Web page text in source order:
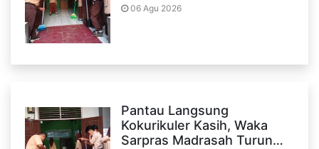
06 Agu 2026
Pantau Langsung
Kokurikuler Kasih, Waka
Sarpras Madrasah Turun…